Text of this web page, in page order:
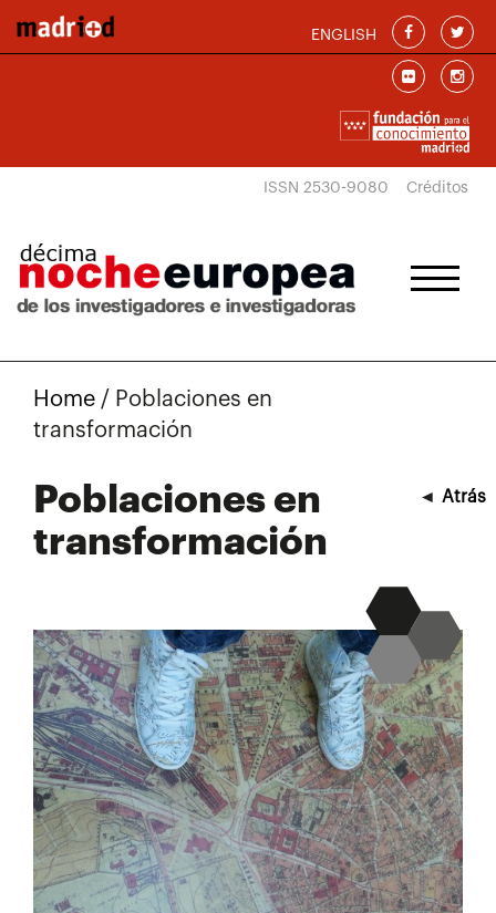
ENGLISH
ISSN 2530-9080 Créditos
Home / Poblaciones en
transformación
Poblaciones en
transformación
◄ Atrás